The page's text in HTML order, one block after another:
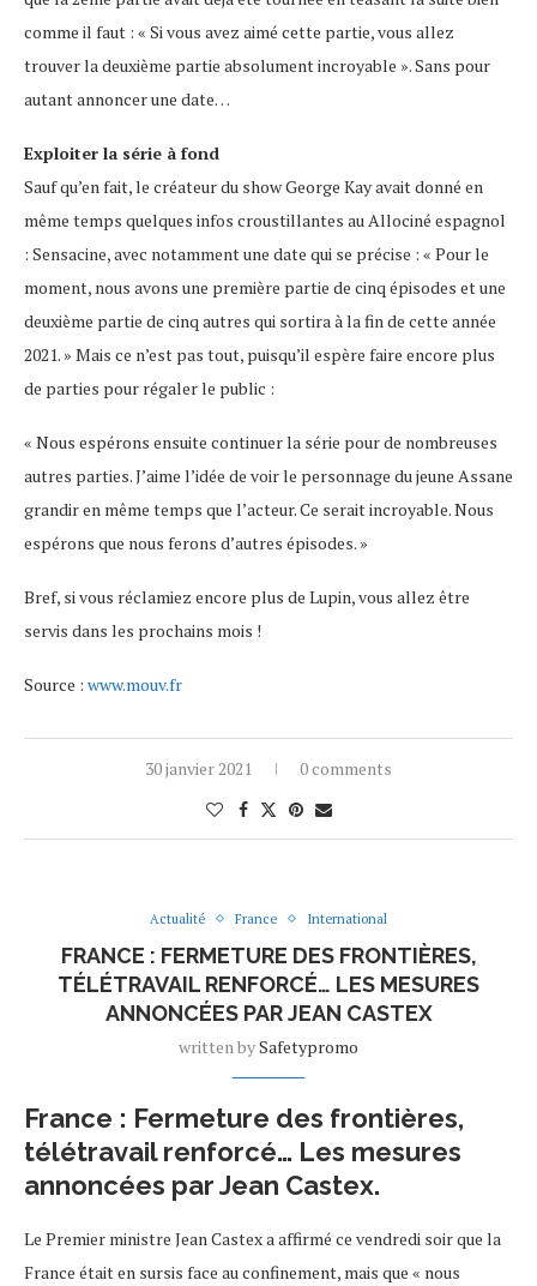
comme il faut : « Si vous avez aimé cette partie, vous allez
trouver la deuxième partie absolument incroyable ». Sans pour
autant annoncer une date…
Exploiter la série à fond
Sauf qu’en fait, le créateur du show George Kay avait donné en
même temps quelques infos croustillantes au Allociné espagnol
: Sensacine, avec notamment une date qui se précise : « Pour le
moment, nous avons une première partie de cinq épisodes et une
deuxième partie de cinq autres qui sortira à la fin de cette année
2021. » Mais ce n’est pas tout, puisqu’il espère faire encore plus
de parties pour régaler le public :
« Nous espérons ensuite continuer la série pour de nombreuses
autres parties. J’aime l’idée de voir le personnage du jeune Assane
grandir en même temps que l’acteur. Ce serait incroyable. Nous
espérons que nous ferons d’autres épisodes. »
Bref, si vous réclamiez encore plus de Lupin, vous allez être
servis dans les prochains mois !
Source : www.mouv.fr
30 janvier 2021 0 comments
Actualité France International
FRANCE : FERMETURE DES FRONTIÈRES,
TÉLÉTRAVAIL RENFORCÉ… LES MESURES
ANNONCÉES PAR JEAN CASTEX
written bySafetypromo
France : Fermeture des frontières,
télétravail renforcé… Les mesures
annoncées par Jean Castex.
Le Premier ministre Jean Castex a affirmé ce vendredi soir que la
France était en sursis face au confinement, mais que « nous